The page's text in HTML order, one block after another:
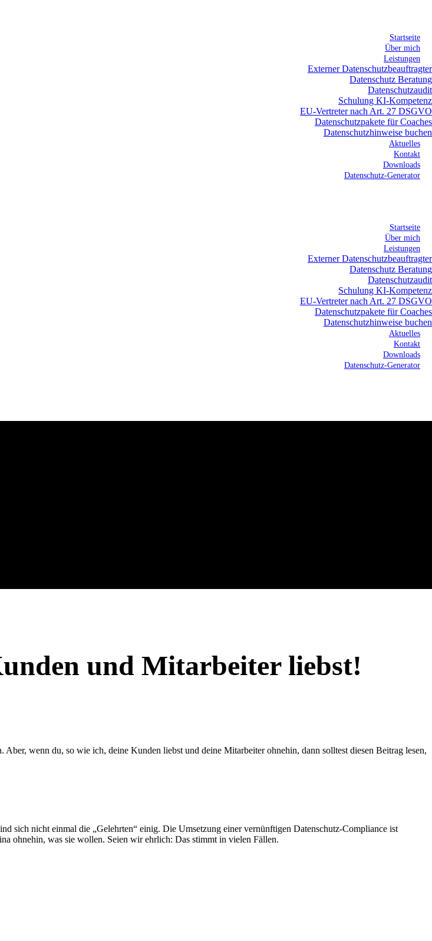
Startseite
Über mich
Leistungen
Externer Datenschutzbeauftragter
Datenschutz Beratung
Datenschutzaudit
Schulung KI-Kompetenz
EU-Vertreter nach Art. 27 DSGVO
Datenschutzpakete für Coaches
Datenschutzhinweise buchen
Aktuelles
Kontakt
Downloads
Datenschutz-Generator
Startseite
Über mich
Leistungen
Externer Datenschutzbeauftragter
Datenschutz Beratung
Datenschutzaudit
Schulung KI-Kompetenz
EU-Vertreter nach Art. 27 DSGVO
Datenschutzpakete für Coaches
Datenschutzhinweise buchen
Aktuelles
Kontakt
Downloads
Datenschutz-Generator
und Mitarbeiter liebst!
wenn du, so wie ich, deine Kunden liebst und deine Mitarbeiter ohnehin, dann solltest diesen Beitrag lesen,
sich nicht einmal die „Gelehrten“ einig. Die Umsetzung einer vernünftigen Datenschutz-Compliance ist
ohnehin, was sie wollen. Seien wir ehrlich: Das stimmt in vielen Fällen.